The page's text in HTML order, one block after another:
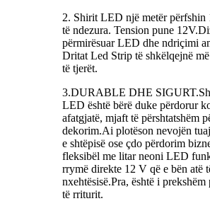
2. Shirit LED një metër përfshin
të ndezura. Tension pune
përmirësuar LED dhe ndriçimi
Dritat Led Strip të shkëlqejnë
të tjerët.
3.DURABLE DHE
LED është bërë duke përdorur
afatgjatë, mjaft të përshtatshëm
dekorim.Ai plotëson nevojën
e shtëpisë ose çdo përdorim
fleksibël me litar neoni LED
rrymë direkte 12 V që e bën atë
nxehtësisë.Pra, është i
të rriturit.